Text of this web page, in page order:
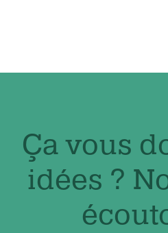
Ça vous
idées ?